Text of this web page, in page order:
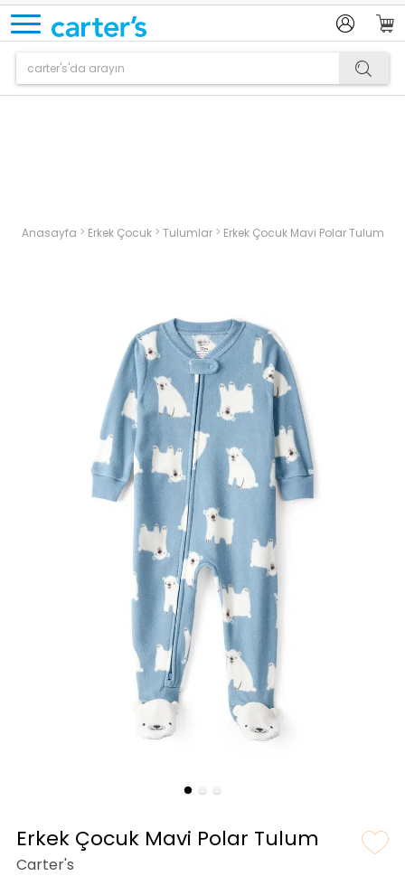
Anasayfa > Erkek Çocuk > Tulumlar > Erkek Çocuk Mavi Polar Tulum
Erkek Çocuk Mavi Polar Tulum
Carter's
Ürün sepetinize eklenmiştir.